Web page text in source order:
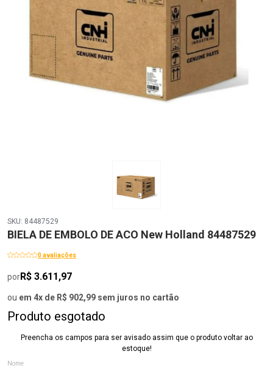
SKU: 84487529
BIELA DE EMBOLO DE ACO New Holland 84487529
0 avaliações
porR$ 3.611,97
ou em 4x de R$ 902,99 sem juros no cartão
Produto esgotado
Preencha os campos para ser avisado assim que o produto voltar ao
estoque!